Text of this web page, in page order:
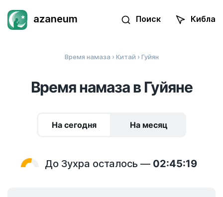
azaneum Поиск Кибла
Время намаза › Китай › Гуйян
Время намаза в Гуйяне
На сегодня На месяц
До Зухра осталось — 02:45:19